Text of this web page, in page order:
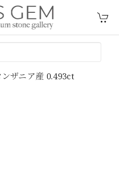
ザニア産 0.493ct